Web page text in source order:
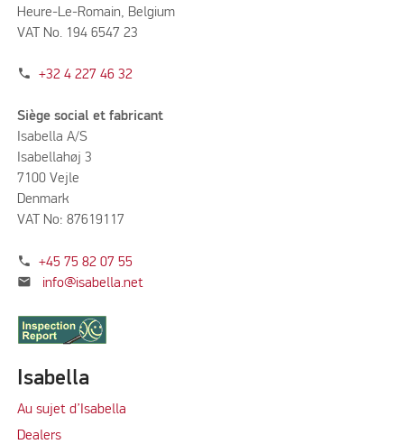
Heure-Le-Romain, Belgium
VAT No. 194 6547 23
phone +32 4 227 46 32
Siège social et fabricant
Isabella A/S
Isabellahøj 3
7100 Vejle
Denmark
VAT No: 87619117
phone +45 75 82 07 55
mail info@isabella.net
Isabella
Au sujet d’Isabella
Dealers